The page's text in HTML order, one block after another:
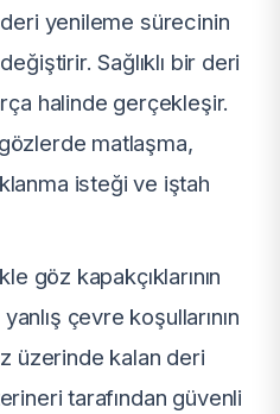
deri yenileme sürecinin
Sağlıklı bir deri
halinde gerçekleşir.
matlaşma,
isteği ve iştah
göz kapakçıklarının
çevre koşullarının
üzerinde kalan deri
tarafından güvenli